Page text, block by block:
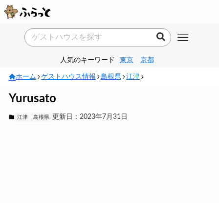
人気のキーワード 東京 京都
ホーム ゲストハウス情報 島根県 江津
Yurusato
江津 島根県 更新日：2023年7月31日